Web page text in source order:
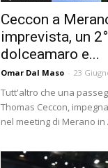
Ceccon a
imprevista, un
dolceamaro e...
Omar Dal Maso - 23
Tutt'altro che una
Thomas Ceccon,
nel meeting di Merano in